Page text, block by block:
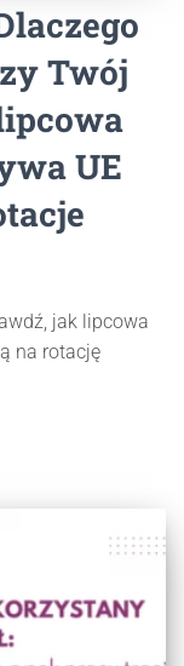
Twój
UE
jak lipcowa
na rotację